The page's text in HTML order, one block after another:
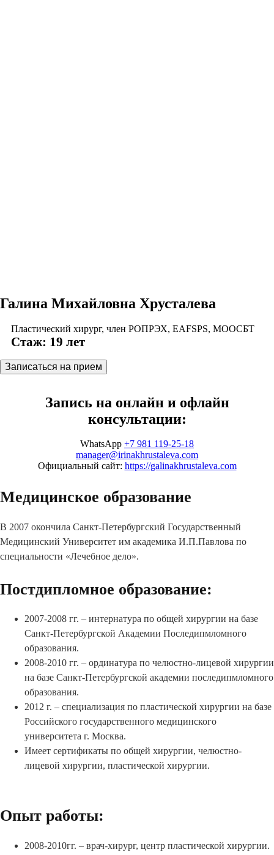
Галина Михайловна Хрусталева
Пластический хирург, член РОПРЭХ, EAFSPS, МООСБТ
Стаж: 19 лет
Записаться на прием
Запись на онлайн и офлайн
консультации:
WhatsApp +7 981 119-25-18
manager@irinakhrustaleva.com
Официальный сайт: https://galinakhrustaleva.com
Медицинское образование
В 2007 окончила Санкт-Петербургский Государственный
Медицинский Университет им академика И.П.Павлова по
специальности «Лечебное дело».
Постдипломное образование:
2007-2008 гг. – интернатура по общей хирургии на базе
Санкт-Петербургской Академии Последипмломного
образования.
2008-2010 гг. – ординатура по челюстно-лицевой хирургии
на базе Санкт-Петербургской академии последипмломного
образования.
2012 г. – специализация по пластической хирургии на базе
Российского государственного медицинского
университета г. Москва.
Имеет сертификаты по общей хирургии, челюстно-
лицевой хирургии, пластической хирургии.
Опыт работы:
2008-2010гг. – врач-хирург, центр пластической хирургии.